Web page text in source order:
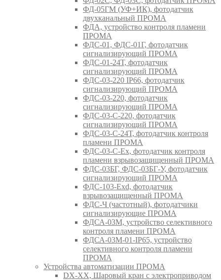
ФД-05ГМ (УФ+ИК), фотодатчик
двухканальный ПРОМА
ФДА, устройство контроля пламени
ПРОМА
ФДС-01, ФДС-01Г, фотодатчик
сигнализирующий ПРОМА
ФДС-01-24Т, фотодатчик
сигнализирующий ПРОМА
ФДС-03-220 IP66, фотодатчик
сигнализирующий ПРОМА
ФДС-03-220, фотодатчик
сигнализирующий ПРОМА
ФДС-03-С-220, фотодатчик
сигнализирующий ПРОМА
ФДС-03-С-24Т, фотодатчик контроля
пламени ПРОМА
ФДС-03-С-Ex, фотодатчик контроля
пламени взрывозащищенный ПРОМА
ФДС-03БГ, ФДС-03БГ-У, фотодатчик
сигнализирующий ПРОМА
ФДС-103-Ехd, фотодатчик
взрывозащищенный ПРОМА
ФДС-Ч (частотный), фотодатчики
сигнализирующие ПРОМА
ФДСА-03М, устройство селективного
контроля пламени ПРОМА
ФДСА-03М-01-IP65, устройство
селективного контроля пламени
ПРОМА
Устройства автоматизации ПРОМА
DX-XX, Шаровый кран c электроприводом